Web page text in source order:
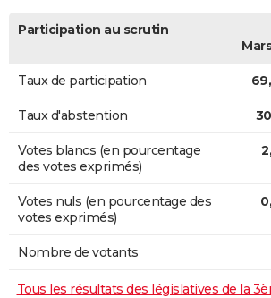
Participation au scrutin
Taux de participation
Taux d'abstention
Votes blancs (en pourcentage
des votes exprimés)
Votes nuls (en pourcentage des
votes exprimés)
Nombre de votants
Tous les résultats des législatives de la